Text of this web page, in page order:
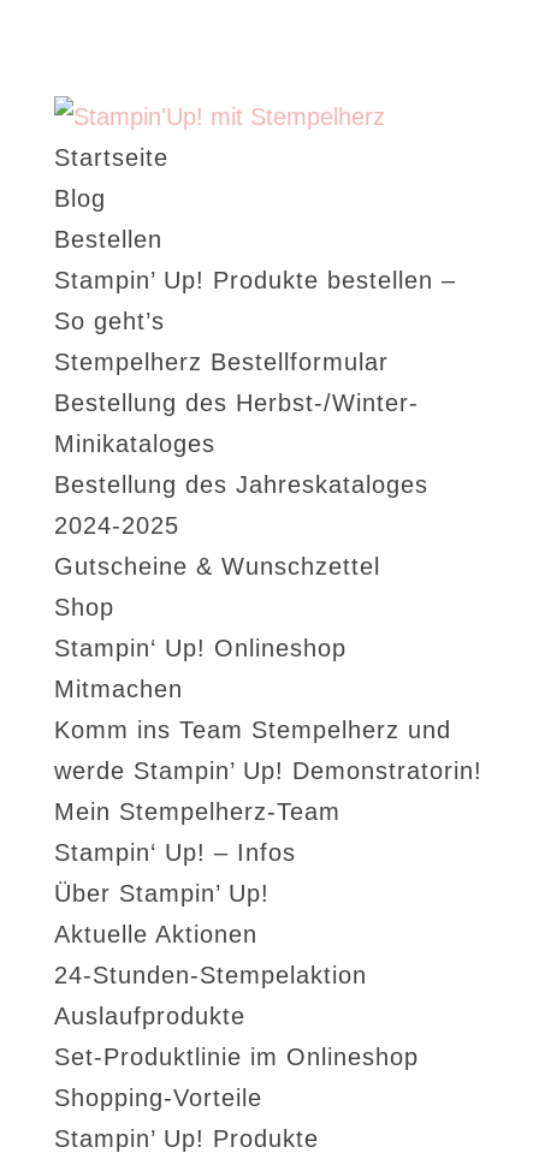
Startseite
Blog
Bestellen
Stampin’ Up! Produkte bestellen –
So geht’s
Stempelherz Bestellformular
Bestellung des Herbst-/Winter-
Minikataloges
Bestellung des Jahreskataloges
2024-2025
Gutscheine & Wunschzettel
Shop
Stampin‘ Up! Onlineshop
Mitmachen
Komm ins Team Stempelherz und
werde Stampin’ Up! Demonstratorin!
Mein Stempelherz-Team
Stampin‘ Up! – Infos
Über Stampin’ Up!
Aktuelle Aktionen
24-Stunden-Stempelaktion
Auslaufprodukte
Set-Produktlinie im Onlineshop
Shopping-Vorteile
Stampin’ Up! Produkte